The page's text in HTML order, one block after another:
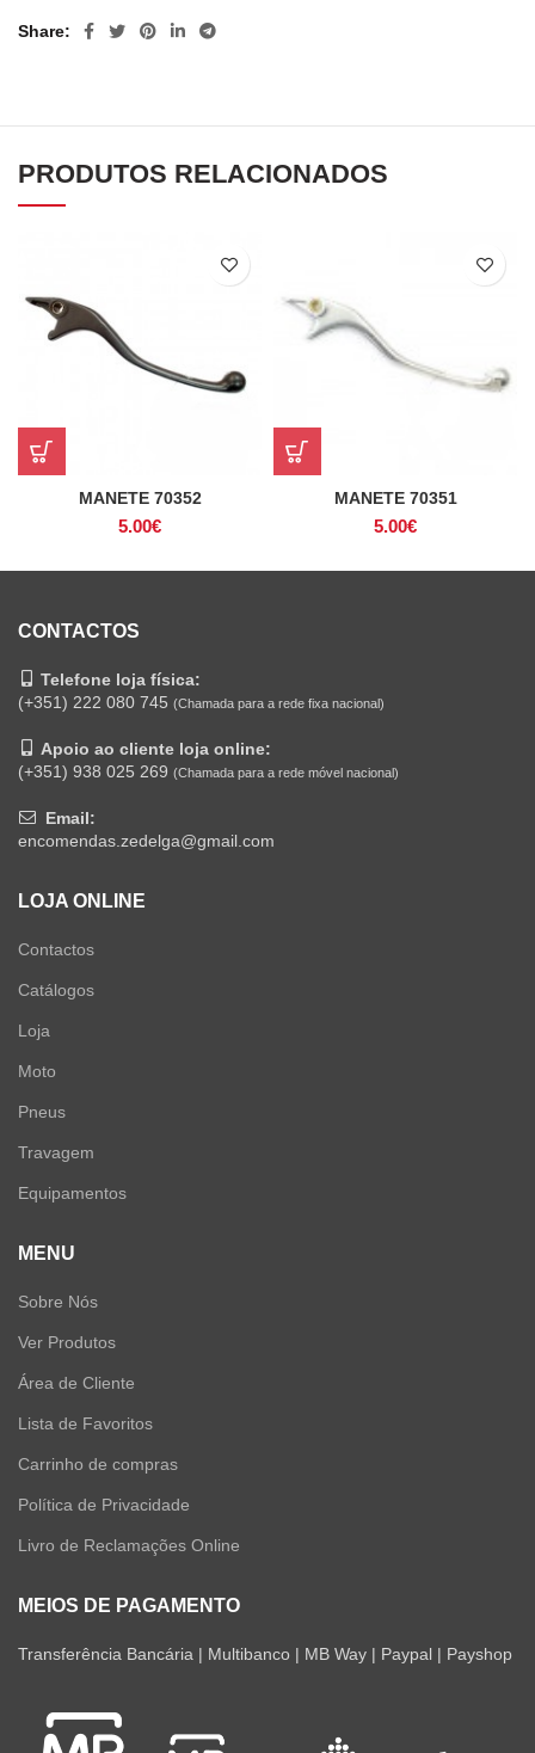
Share
PRODUTOS RELACIONADOS
MANETE 70352
5.00€
MANETE 70351
5.00€
CONTACTOS
Telefone loja física:
(+351) 222 080 745 (Chamada para a rede fixa nacional)
Apoio ao cliente loja online:
(+351) 938 025 269 (Chamada para a rede móvel nacional)
Email:
encomendas.zedelga@gmail.com
LOJA ONLINE
Contactos
Catálogos
Loja
Moto
Pneus
Travagem
Equipamentos
MENU
Sobre Nós
Ver Produtos
Área de Cliente
Lista de Favoritos
Carrinho de compras
Política de Privacidade
Livro de Reclamações Online
MEIOS DE PAGAMENTO
Transferência Bancária | Multibanco | MB Way | Paypal | Payshop